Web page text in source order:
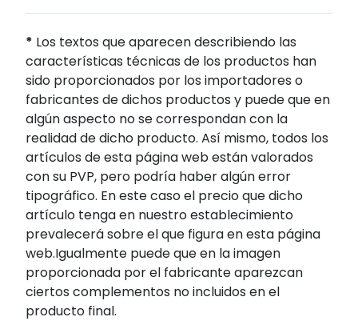
* Los textos que aparecen describiendo las
características técnicas de los productos han
sido proporcionados por los importadores o
fabricantes de dichos productos y puede que en
algún aspecto no se correspondan con la
realidad de dicho producto. Así mismo, todos los
artículos de esta página web están valorados
con su PVP, pero podría haber algún error
tipográfico. En este caso el precio que dicho
artículo tenga en nuestro establecimiento
prevalecerá sobre el que figura en esta página
web.Igualmente puede que en la imagen
proporcionada por el fabricante aparezcan
ciertos complementos no incluidos en el
producto final.